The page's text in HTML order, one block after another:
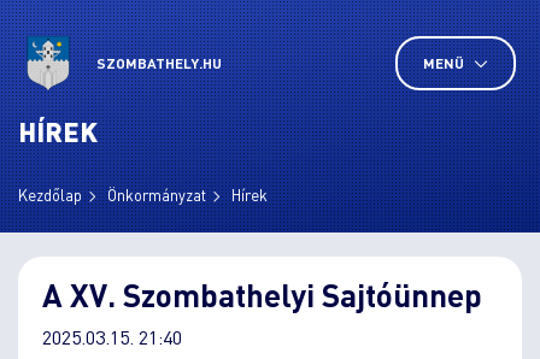
SZOMBATHELY.HU MENÜ
HÍREK
Kezdőlap Önkormányzat Hírek
A XV. Szombathelyi Sajtóünnep
2025.03.15. 21:40